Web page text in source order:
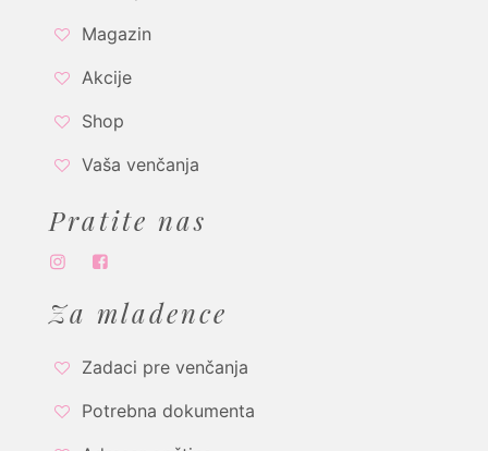
Magazin
Akcije
Shop
Vaša venčanja
Pratite nas
Za mladence
Zadaci pre venčanja
Potrebna dokumenta